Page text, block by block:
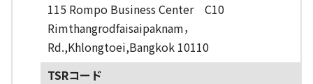
115 Rompo Business Center C10
Rimthangrodfaisaipaknam，
Rd.,Khlongtoei,Bangkok 10110
TSRコード